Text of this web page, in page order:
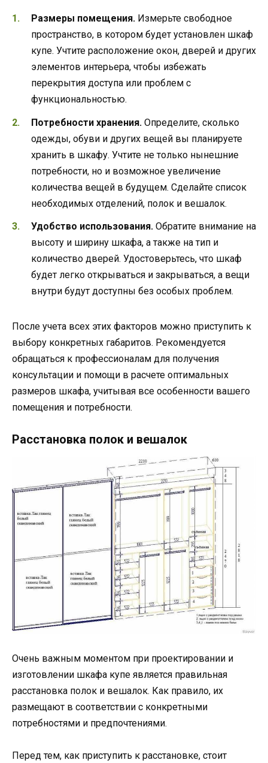
Размеры помещения. Измерьте свободное
пространство, в котором будет установлен шкаф
купе. Учтите расположение окон, дверей и других
элементов интерьера, чтобы избежать
перекрытия доступа или проблем с
функциональностью.
Потребности хранения. Определите, сколько
одежды, обуви и других вещей вы планируете
хранить в шкафу. Учтите не только нынешние
потребности, но и возможное увеличение
количества вещей в будущем. Сделайте список
необходимых отделений, полок и вешалок.
Удобство использования. Обратите внимание на
высоту и ширину шкафа, а также на тип и
количество дверей. Удостоверьтесь, что шкаф
будет легко открываться и закрываться, а вещи
внутри будут доступны без особых проблем.
После учета всех этих факторов можно приступить к
выбору конкретных габаритов. Рекомендуется
обращаться к профессионалам для получения
консультации и помощи в расчете оптимальных
размеров шкафа, учитывая все особенности вашего
помещения и потребности.
Расстановка полок и вешалок
Очень важным моментом при проектировании и
изготовлении шкафа купе является правильная
расстановка полок и вешалок. Как правило, их
размещают в соответствии с конкретными
потребностями и предпочтениями.
Перед тем, как приступить к расстановке, стоит